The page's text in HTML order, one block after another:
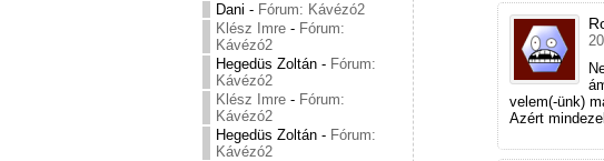
Dani - Fórum: Kávézó2
Klész Imre - Fórum:
Kávézó2
Hegedüs Zoltán - Fórum:
Kávézó2
Klész Imre - Fórum:
Kávézó2
Hegedüs Zoltán - Fórum:
Kávézó2
velem(-ünk)
Azért